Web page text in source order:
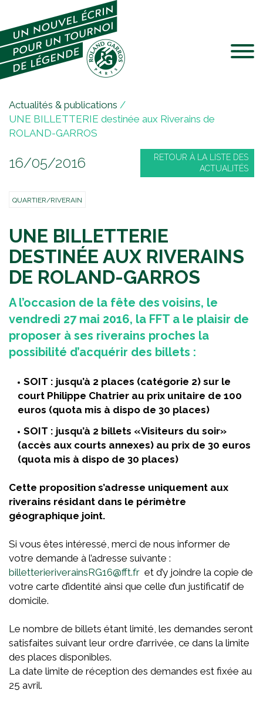
Jump to navigation
V
o
u
ê
s
c
Actualités & publications /
UNE BILLETTERIE destinée aux Riverains de
ROLAND-GARROS
16/05/2016
RETOUR À LA LISTE DES
ACTUALITÉS
QUARTIER/RIVERAIN
UNE BILLETTERIE
DESTINÉE AUX RIVERAINS
DE ROLAND-GARROS
A l’occasion de la fête des voisins, le
vendredi 27 mai 2016, la FFT a le plaisir de
proposer à ses riverains proches la
possibilité d’acquérir des billets :
SOIT : jusqu’à 2 places (catégorie 2) sur le
court Philippe Chatrier au prix unitaire de 100
euros (quota mis à dispo de 30 places)
SOIT : jusqu’à 2 billets «Visiteurs du soir»
(accès aux courts annexes) au prix de 30 euros
(quota mis à dispo de 30 places)
Cette proposition s’adresse uniquement aux
riverains résidant dans le périmètre
géographique joint.
Si vous êtes intéressé, merci de nous informer de
votre demande à l’adresse suivante :
billetterieriverainsRG16@fft.fr et d’y joindre la copie de
votre carte d’identité ainsi que celle d’un justificatif de
domicile.
Le nombre de billets étant limité, les demandes seront
satisfaites suivant leur ordre d’arrivée, ce dans la limite
des places disponibles.
La date limite de réception des demandes est fixée au
25 avril.